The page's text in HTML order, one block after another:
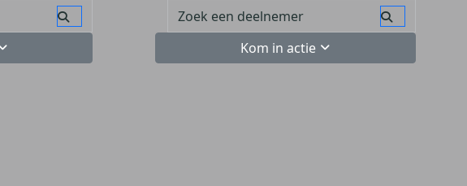
Kom in actie